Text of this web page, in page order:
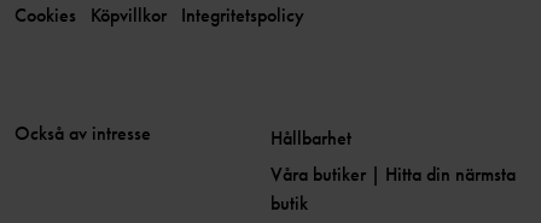
Cookies Köpvillkor Integritetspolicy
Också av intresse
Hållbarhet
Våra butiker | Hitta din närmsta
butik